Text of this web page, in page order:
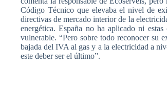
Código Técnico que elevaba elnivel de
directivas demercado interior de la
energética.España no haaplicado ni estas
vulnerable.“Pero sobre todo reconocer su
bajada del IVA al gas y a la electricidad a
este deber serel último”.